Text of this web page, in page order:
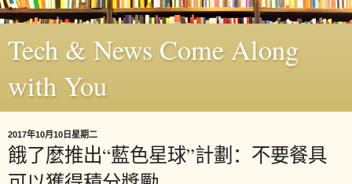
Tech & News Come Along
with You
2017年10月10日星期二
餓了麼推出“藍色星球”計劃：不要餐具